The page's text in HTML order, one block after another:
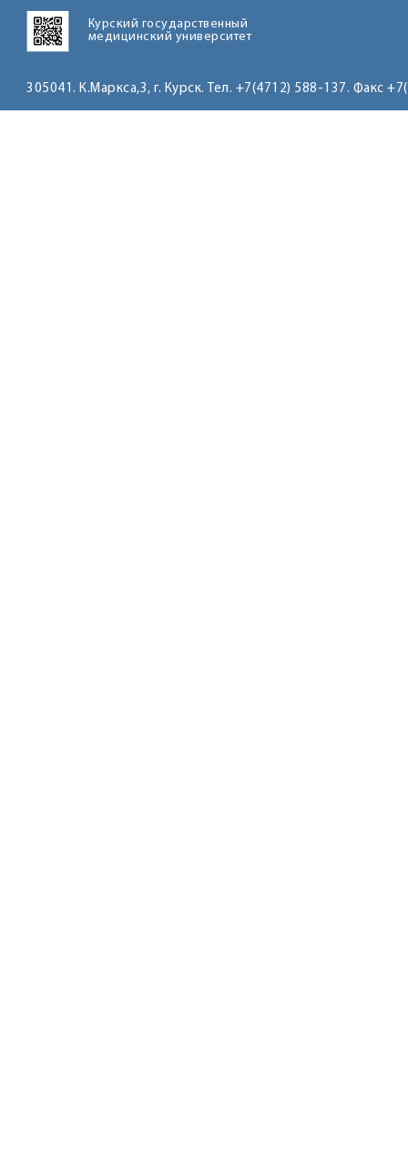
Курский государственный
медицинский университет
305041. К.Маркса,3, г. Курск. Тел. +7(4712) 588-137. Факс